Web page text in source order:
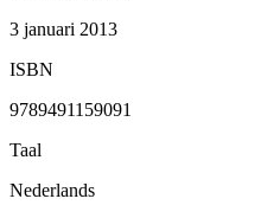
3 januari 2013
ISBN
9789491159091
Taal
Nederlands